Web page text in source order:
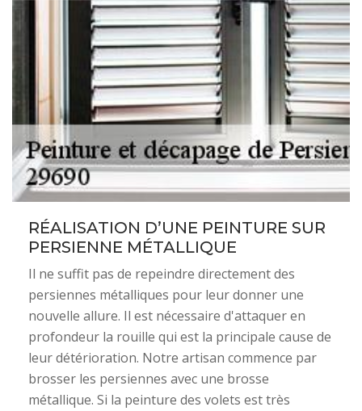
RÉALISATION D’UNE PEINTURE SUR
PERSIENNE MÉTALLIQUE
Il ne suffit pas de repeindre directement des
persiennes métalliques pour leur donner une
nouvelle allure. Il est nécessaire d'attaquer en
profondeur la rouille qui est la principale cause de
leur détérioration. Notre artisan commence par
brosser les persiennes avec une brosse
métallique. Si la peinture des volets est très